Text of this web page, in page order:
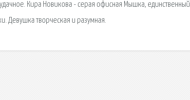
Кира Новикова - серая офисная Мышка, единственный
Девушка творческая и разумная.